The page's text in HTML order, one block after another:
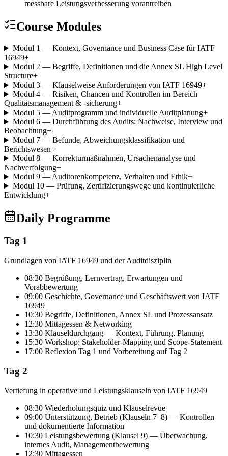
messbare Leistungsverbesserung vorantreiben
Course Modules
Modul 1 — Kontext, Governance und Business Case für IATF
16949+
Modul 2 — Begriffe, Definitionen und die Annex SL High Level
Structure+
Modul 3 — Klauselweise Anforderungen von IATF 16949+
Modul 4 — Risiken, Chancen und Kontrollen im Bereich
Qualitätsmanagement & -sicherung+
Modul 5 — Auditprogramm und individuelle Auditplanung+
Modul 6 — Durchführung des Audits: Nachweise, Interview und
Beobachtung+
Modul 7 — Befunde, Abweichungsklassifikation und
Berichtswesen+
Modul 8 — Korrekturmaßnahmen, Ursachenanalyse und
Nachverfolgung+
Modul 9 — Auditorenkompetenz, Verhalten und Ethik+
Modul 10 — Prüfung, Zertifizierungswege und kontinuierliche
Entwicklung+
Daily Programme
Tag 1
Grundlagen von IATF 16949 und der Auditdisziplin
08:30 Begrüßung, Lernvertrag, Erwartungen und
Vorabbewertung
09:00 Geschichte, Governance und Geschäftswert von IATF
16949
10:30 Begriffe, Definitionen, Annex SL und Prozessansatz
12:30 Mittagessen & Networking
13:30 Klauseldurchgang — Kontext, Führung, Planung
15:30 Workshop: Stakeholder-Mapping und Scope-Statement
17:00 Reflexion Tag 1 und Vorbereitung auf Tag 2
Tag 2
Vertiefung in operative und Leistungsklauseln von IATF 16949
08:30 Wiederholungsquiz und Klauselrevue
09:00 Unterstützung, Betrieb (Klauseln 7–8) — Kontrollen
und dokumentierte Information
10:30 Leistungsbewertung (Klausel 9) — Überwachung,
internes Audit, Managementbewertung
12:30 Mittagessen